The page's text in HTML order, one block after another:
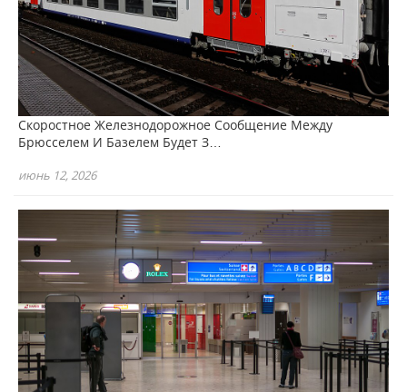
Скоростное Железнодорожное Сообщение Между
Брюсселем И Базелем Будет З…
июнь 12, 2026